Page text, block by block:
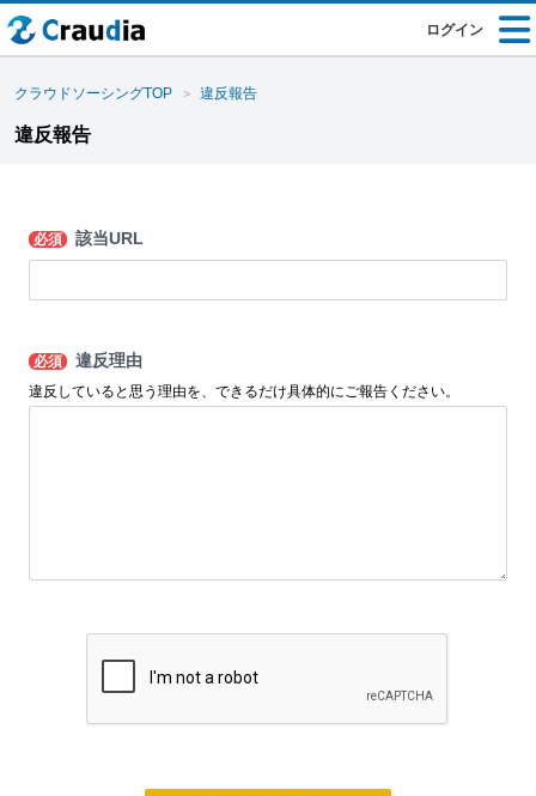
ログイン
クラウドソーシングTOP 違反報告
違反報告
必須 該当URL
必須 違反理由
違反していると思う理由を、できるだけ具体的にご報告ください。